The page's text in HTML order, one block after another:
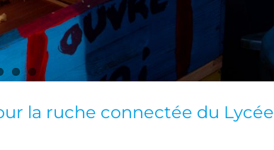
la ruche connectée du Lycée